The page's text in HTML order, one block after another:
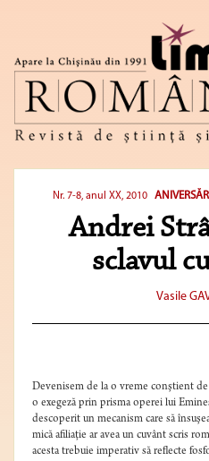
Nr. 7-8, anul XX, 2010
Andrei
sclavul
Vasile
Devenisem de la o vreme conştient
o exegeză prin prisma operei lui
descoperit un mecanism care să
mică afiliaţie ar avea un cuvânt scris
acesta trebuie imperativ să reflecte